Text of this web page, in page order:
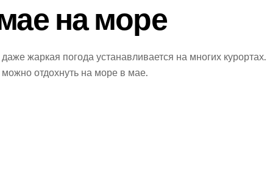
на море
жаркая погода устанавливается на многих курортах.
отдохнуть на море в мае.